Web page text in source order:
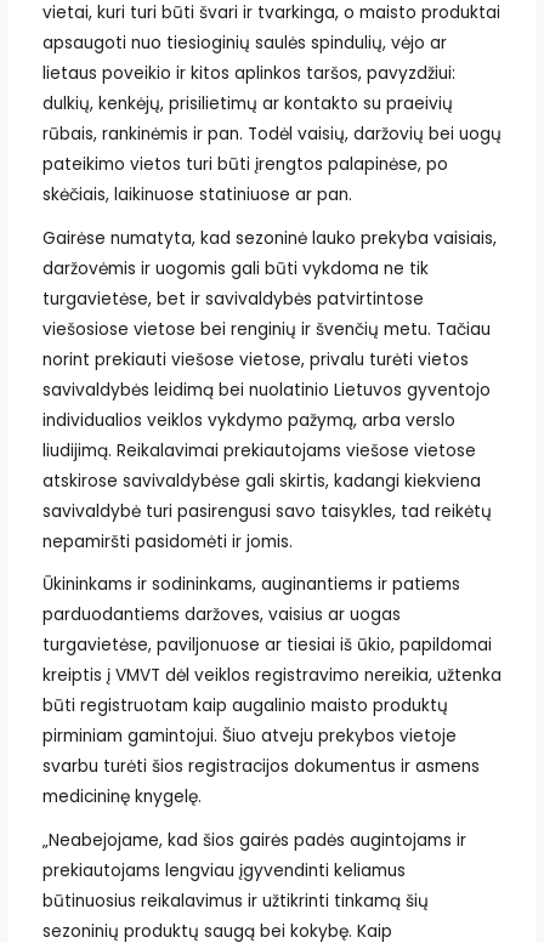
vietai, kuri turi būti švari ir tvarkinga, o maisto produktai
apsaugoti nuo tiesioginių saulės spindulių, vėjo ar
lietaus poveikio ir kitos aplinkos taršos, pavyzdžiui:
dulkių, kenkėjų, prisilietimų ar kontakto su praeivių
rūbais, rankinėmis ir pan. Todėl vaisių, daržovių bei uogų
pateikimo vietos turi būti įrengtos palapinėse, po
skėčiais, laikinuose statiniuose ar pan.
Gairėse numatyta, kad sezoninė lauko prekyba vaisiais,
daržovėmis ir uogomis gali būti vykdoma ne tik
turgavietėse, bet ir savivaldybės patvirtintose
viešosiose vietose bei renginių ir švenčių metu. Tačiau
norint prekiauti viešose vietose, privalu turėti vietos
savivaldybės leidimą bei nuolatinio Lietuvos gyventojo
individualios veiklos vykdymo pažymą, arba verslo
liudijimą. Reikalavimai prekiautojams viešose vietose
atskirose savivaldybėse gali skirtis, kadangi kiekviena
savivaldybė turi pasirengusi savo taisykles, tad reikėtų
nepamiršti pasidomėti ir jomis.
Ūkininkams ir sodininkams, auginantiems ir patiems
parduodantiems daržoves, vaisius ar uogas
turgavietėse, paviljonuose ar tiesiai iš ūkio, papildomai
kreiptis į VMVT dėl veiklos registravimo nereikia, užtenka
būti registruotam kaip augalinio maisto produktų
pirminiam gamintojui. Šiuo atveju prekybos vietoje
svarbu turėti šios registracijos dokumentus ir asmens
medicininę knygelę.
„Neabejojame, kad šios gairės padės augintojams ir
prekiautojams lengviau įgyvendinti keliamus
būtinuosius reikalavimus ir užtikrinti tinkamą šių
sezoninių produktų saugą bei kokybę. Kaip